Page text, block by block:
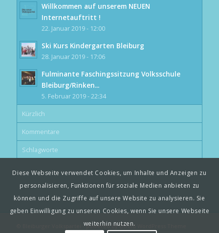
Willkommen auf unserem NEUEN
Internetauftritt !
22. Januar 2019 - 12:00
Ski Kurs Kindergarten Bleiburg
28. Januar 2019 - 17:06
Fulminante Faschingssitzung Volksschule
Bleiburg/Rinken...
5. Februar 2019 - 22:34
Kürzlich
Kommentare
Schlagworte
© Bleiburger Volkspartei -powered by Enfold WordPress Theme
Diese Webseite verwendet Cookies, um Inhalte und Anzeigen zu
personalisieren, Funktionen für soziale Medien anbieten zu
können und die Zugriffe auf unsere Website zu analysieren. Sie
geben Einwilligung zu unseren Cookies, wenn Sie unsere Webseite
weiterhin nutzen.